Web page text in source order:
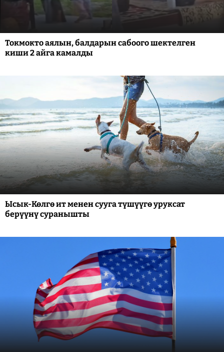
Токмокто аялын, балдарын сабоого шектелген
киши 2 айга камалды
Ысык-Көлгө ит менен сууга түшүүгө уруксат
берүүнү суранышты